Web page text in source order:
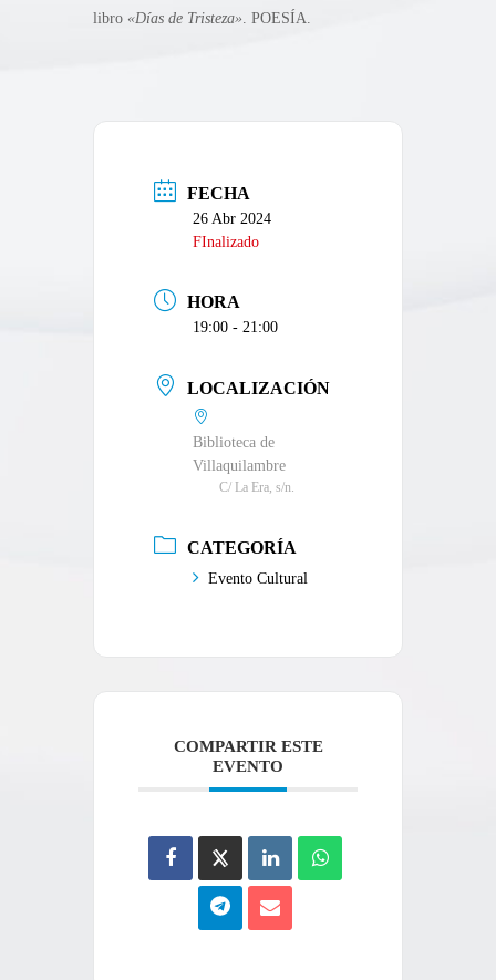
libro «Días de Tristeza» . POESÍA.
FECHA
26 Abr 2024
FInalizado
HORA
19:00 - 21:00
LOCALIZACIÓN
Biblioteca de
Villaquilambre
C/ La Era, s/n.
CATEGORÍA
Evento Cultural
COMPARTIR ESTE
EVENTO